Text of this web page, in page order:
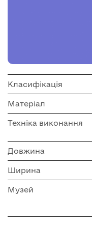
Класифікація
Матеріал
Техніка виконання
Довжина
Ширина
Музей